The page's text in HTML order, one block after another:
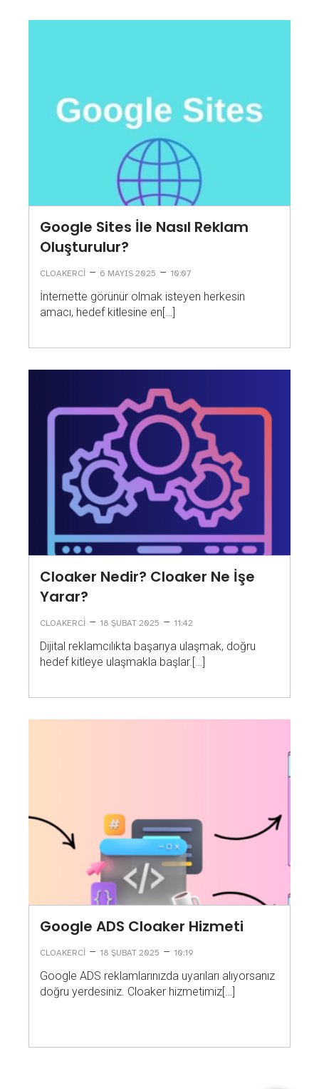
Google Sites İle Nasıl Reklam
Oluşturulur?
CLOAKERCI – 6 MAYIS 2025 – 10:07
İnternette görünür olmak isteyen herkesin
amacı, hedef kitlesine en[…]
Cloaker Nedir? Cloaker Ne İşe
Yarar?
CLOAKERCI – 18 ŞUBAT 2025 – 11:42
Dijital reklamcılıkta başarıya ulaşmak, doğru
hedef kitleye ulaşmakla başlar.[…]
Google ADS Cloaker Hizmeti
CLOAKERCI – 18 ŞUBAT 2025 – 10:19
Google ADS reklamlarınızda uyarıları alıyorsanız
doğru yerdesiniz. Cloaker hizmetimiz[…]